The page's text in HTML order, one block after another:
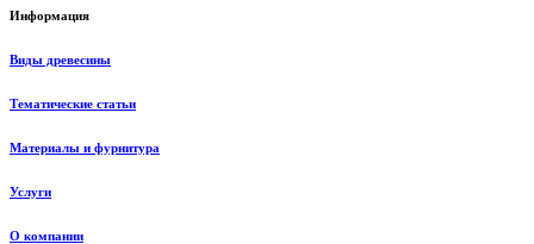
Информация
Виды древесины
Тематические статьи
Материалы и фурнитура
Услуги
О компании